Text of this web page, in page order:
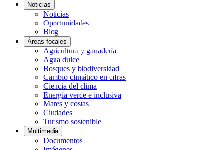
Noticias
Noticias
Oportunidades
Blog
Áreas focales
Agricultura y ganadería
Agua dulce
Bosques y biodiversidad
Cambio climático en cifras
Ciencia del clima
Energía verde e inclusiva
Mares y costas
Ciudades
Turismo sostenible
Multimedia
Documentos